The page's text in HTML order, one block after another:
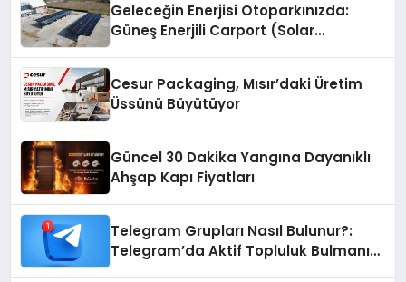
Geleceğin Enerjisi Otoparkınızda:
Güneş Enerjili Carport (Solar
Cesur Packaging, Mısır’daki Üretim
Üssünü Büyütüyor
Güncel 30 Dakika Yangına Dayanıklı
Ahşap Kapı Fiyatları
Telegram Grupları Nasıl Bulunur?:
Telegram’da Aktif Topluluk Bulmanın